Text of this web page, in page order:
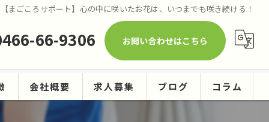
【まごころサポート】心の中に咲いたお花は、いつまでも咲き続ける！
66-9306 お問い合わせはこちら
会社概要 求人募集 ブログ コラム